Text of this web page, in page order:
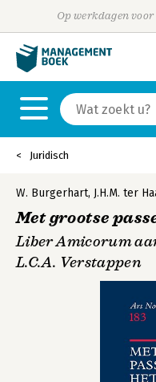
Op werkdagen
Juridisch
W. Burgerhart, J.H.M. ter
Met grootse
Liber Amicorum
L.C.A. Verstappen